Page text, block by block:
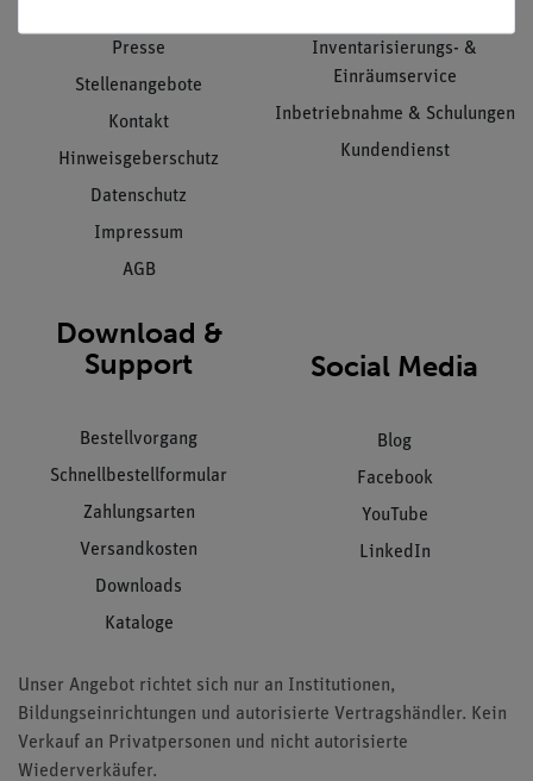
Presse
Stellenangebote
Kontakt
Hinweisgeberschutz
Datenschutz
Impressum
AGB
Inventarisierungs- &
Einräumservice
Inbetriebnahme & Schulungen
Kundendienst
Download &
Support
Bestellvorgang
Schnellbestellformular
Zahlungsarten
Versandkosten
Downloads
Kataloge
Social Media
Blog
Facebook
YouTube
LinkedIn
Unser Angebot richtet sich nur an Institutionen,
Bildungseinrichtungen und autorisierte Vertragshändler. Kein
Verkauf an Privatpersonen und nicht autorisierte
Wiederverkäufer.